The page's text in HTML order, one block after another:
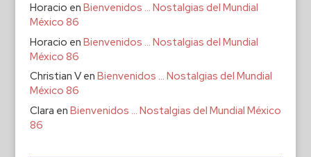
Horacio en Bienvenidos … Nostalgias del Mundial
México 86
Horacio en Bienvenidos … Nostalgias del Mundial
México 86
Christian Ven Bienvenidos … Nostalgias del Mundial
México 86
Clara en Bienvenidos … Nostalgias del Mundial México
86